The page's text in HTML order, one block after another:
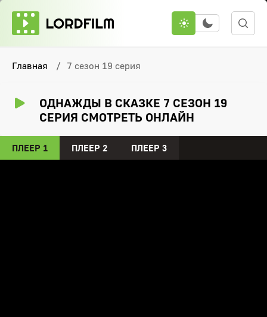
Главная 7 сезон 19 серия
ОДНАЖДЫ В СКАЗКЕ 7 СЕЗОН 19
СЕРИЯ СМОТРЕТЬ ОНЛАЙН
ПЛЕЕР 1 ПЛЕЕР 2 ПЛЕЕР 3